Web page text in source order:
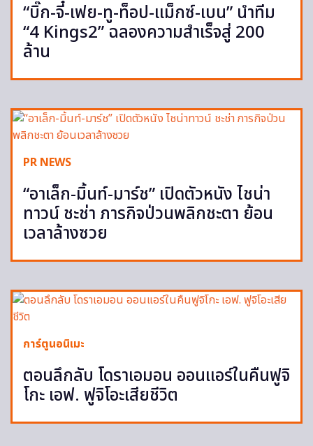
“บิ๊ก-จี๋-เฟย-ทู-ท็อป-แม็กซ์-เบน” นำทีม
“4 Kings2” ฉลองความสำเร็จสู่ 200
ล้าน
PR NEWS
“อาเล็ก-มิ้นท์-มาร์ช” เปิดตัวหนัง ไชน่า
ทาวน์ ชะช่า ภารกิจป่วนพลิกชะตา ย้อน
เวลาล้างซวย
การ์ตูนอนิเมะ
ตอนลึกลับ โดราเอมอน ออนแอร์ในคืนฟูจิ
โกะ เอฟ. ฟูจิโอะเสียชีวิต